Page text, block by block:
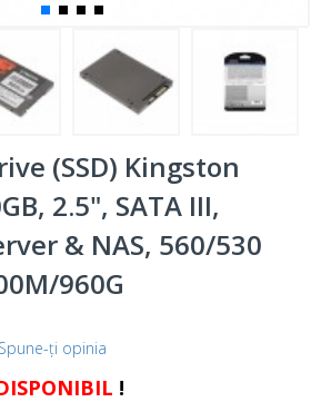
(SSD) Kingston
2.5", SATA III,
& NAS, 560/530
960G
!
Spune-ţi opinia